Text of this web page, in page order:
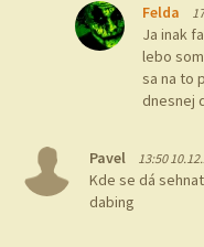
Felda
Ja inak
lebo
sa na to
dnesnej
Pavel 13:50
Kde se dá
dabing